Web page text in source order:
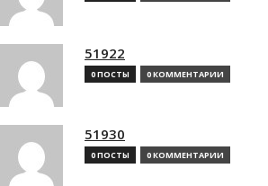
51922
0 ПОСТЫ 0 КОММЕНТАРИИ
51930
0 ПОСТЫ 0 КОММЕНТАРИИ